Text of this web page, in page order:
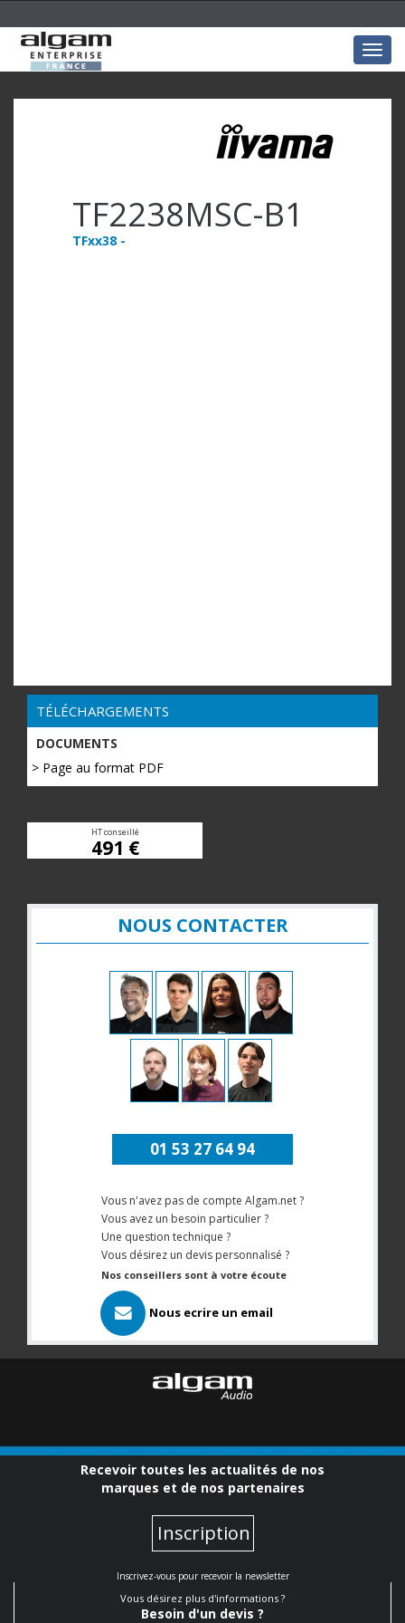
TF2238MSC-B1
TFxx38 -
TÉLÉCHARGEMENTS
DOCUMENTS
> Page au format PDF
HT conseillé
491 €
NOUS CONTACTER
01 53 27 64 94
Vous n'avez pas de compte Algam.net ?
Vous avez un besoin particulier ?
Une question technique ?
Vous désirez un devis personnalisé ?
Nos conseillers sont à votre écoute
Nous ecrire un email
Recevoir toutes les actualités de nos
marques et de nos partenaires
Inscription
Inscrivez-vous pour recevoir la newsletter
Vous désirez plus d'informations ?
Besoin d'un devis ?